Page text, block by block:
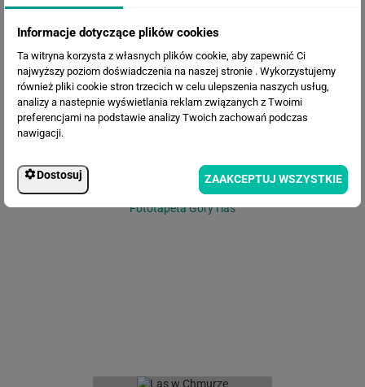
Fototapeta Góry i las
Informacje dotyczące plików cookies
Ta witryna korzysta z własnych plików cookie, aby zapewnić Ci
najwyższy poziom doświadczenia na naszej stronie . Wykorzystujemy
również pliki cookie stron trzecich w celu ulepszenia naszych usług,
analizy a nastepnie wyświetlania reklam związanych z Twoimi
preferencjami na podstawie analizy Twoich zachowań podczas
nawigacji.
Dostosuj ZAAKCEPTUJ WSZYSTKIE